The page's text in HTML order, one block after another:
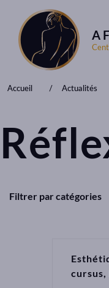
A
Accueil Actualités
Filtrer par catégories
cursus